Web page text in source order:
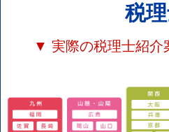
税
▼ 実際の税理士紹介